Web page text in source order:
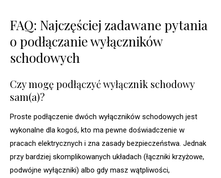
FAQ: Najczęściej zadawane pytania
o podłączanie wyłączników
schodowych
Czy mogę podłączyć wyłącznik schodowy
sam(a)?
Proste podłączenie dwóch wyłączników schodowych jest
wykonalne dla kogoś, kto ma pewne doświadczenie w
pracach elektrycznych i zna zasady bezpieczeństwa. Jednak
przy bardziej skomplikowanych układach (łączniki krzyżowe,
podwójne wyłączniki) albo gdy masz wątpliwości,